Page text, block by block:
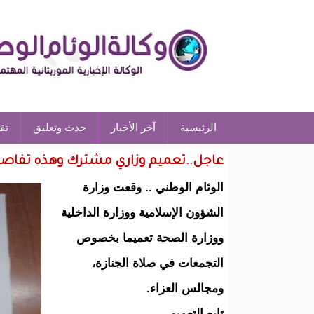
الرئيسية آخر الأخبار حدث وتعليق
عاجل..تعميم وزاري مشترك وهذه
الوئام الوطني .. وقعت وزارة
الشؤون الإسلامية ووزارة الداخلية
ووزارة الصحة تعميما بخصوص
التجمعات في صلاة الجنازة،
ومجالس العزاء.